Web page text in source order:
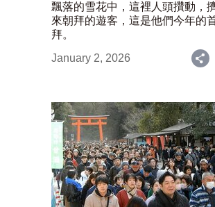
飄落的雪花中，這裡人頭攢動，
來朝拜的遊客，這是他們今年的
拜。
January 2, 2026